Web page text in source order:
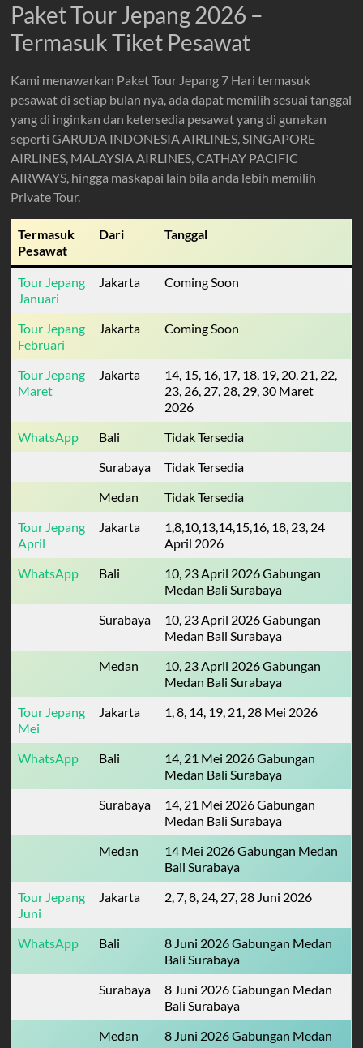
Paket Tour Jepang 2026 –
Termasuk Tiket Pesawat
Kami menawarkan Paket Tour Jepang 7 Hari termasuk
pesawat di setiap bulan nya, ada dapat memilih sesuai tanggal
yang di inginkan dan ketersedia pesawat yang di gunakan
seperti GARUDA INDONESIA AIRLINES, SINGAPORE
AIRLINES, MALAYSIA AIRLINES, CATHAY PACIFIC
AIRWAYS, hingga maskapai lain bila anda lebih memilih
Private Tour.
Termasuk
Pesawat
Dari Tanggal
Tour Jepang
Januari
Jakarta Coming Soon
Tour Jepang
Februari
Jakarta Coming Soon
Tour Jepang
Maret
Jakarta
14, 15, 16, 17, 18, 19, 20, 21, 22,
23, 26, 27, 28, 29, 30 Maret
2026
WhatsApp
Bali
Tidak Tersedia
Surabaya
Tidak Tersedia
Medan
Tidak Tersedia
Tour Jepang
April
Jakarta
1,8,10,13,14,15,16, 18, 23, 24
April 2026
WhatsApp
Bali
10, 23 April 2026 Gabungan
Medan Bali Surabaya
Surabaya
10, 23 April 2026 Gabungan
Medan Bali Surabaya
Medan
10, 23 April 2026 Gabungan
Medan Bali Surabaya
Tour Jepang
Mei
Jakarta 1, 8, 14, 19, 21, 28 Mei 2026
WhatsApp Bali
14, 21 Mei 2026 Gabungan
Medan Bali Surabaya
Surabaya
14, 21 Mei 2026 Gabungan
Medan Bali Surabaya
Medan
14 Mei 2026 Gabungan Medan
Bali Surabaya
Tour Jepang
Juni
Jakarta 2, 7, 8, 24, 27, 28 Juni 2026
WhatsApp Bali
8 Juni 2026 Gabungan Medan
Bali Surabaya
Surabaya
8 Juni 2026 Gabungan Medan
Bali Surabaya
Medan
8 Juni 2026 Gabungan Medan